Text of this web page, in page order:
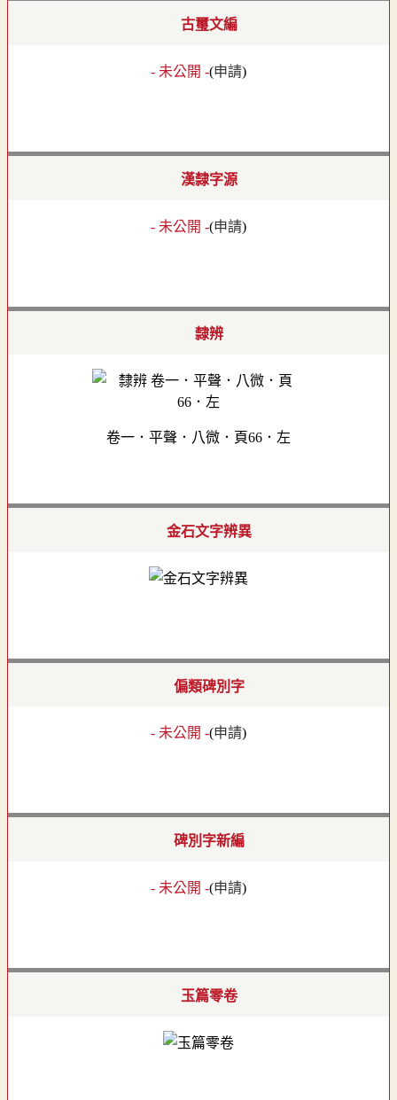
古璽文編
- 未公開 -(申請)
漢隸字源
- 未公開 -(申請)
隸辨
卷一．平聲．八微．頁66．左
金石文字辨異
偏類碑別字
- 未公開 -(申請)
碑別字新編
- 未公開 -(申請)
玉篇零卷